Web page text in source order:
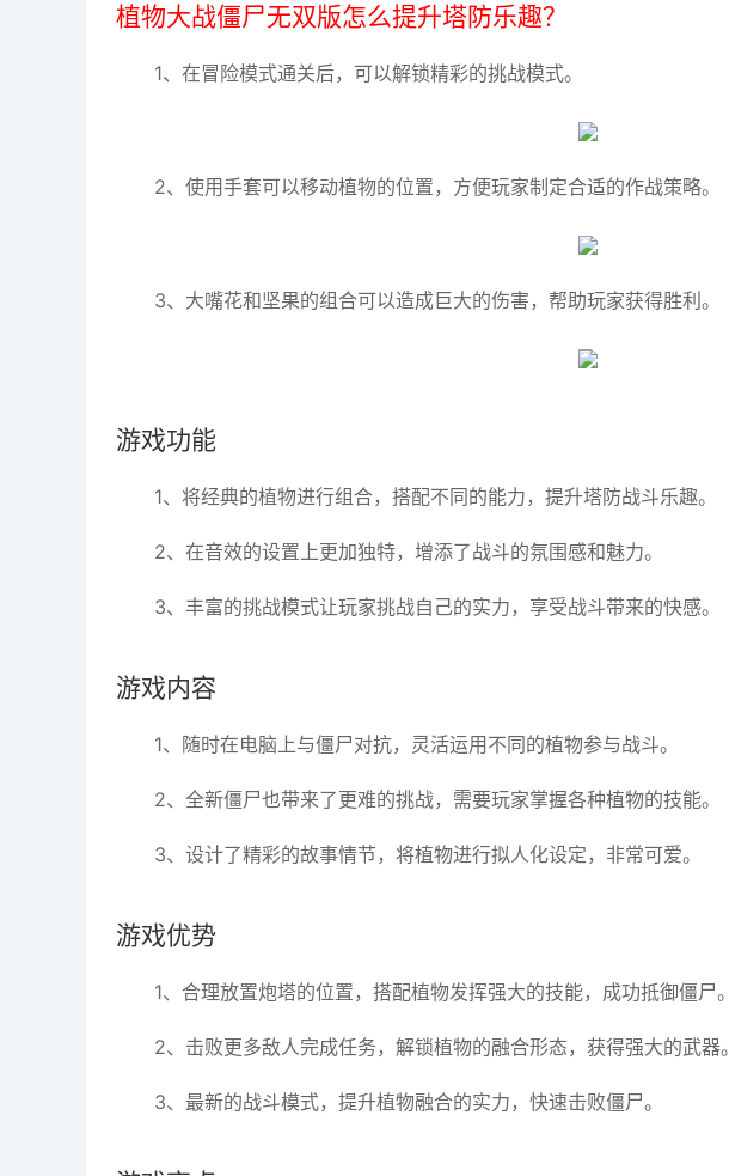
植物大战僵尸无双版怎么提升塔防乐趣？
1、在冒险模式通关后，可以解锁精彩的挑战模式。
2、使用手套可以移动植物的位置，方便玩家制定合适的作战策略。
3、大嘴花和坚果的组合可以造成巨大的伤害，帮助玩家获得胜利。
游戏功能
1、将经典的植物进行组合，搭配不同的能力，提升塔防战斗乐趣。
2、在音效的设置上更加独特，增添了战斗的氛围感和魅力。
3、丰富的挑战模式让玩家挑战自己的实力，享受战斗带来的快感。
游戏内容
1、随时在电脑上与僵尸对抗，灵活运用不同的植物参与战斗。
2、全新僵尸也带来了更难的挑战，需要玩家掌握各种植物的技能。
3、设计了精彩的故事情节，将植物进行拟人化设定，非常可爱。
游戏优势
1、合理放置炮塔的位置，搭配植物发挥强大的技能，成功抵御僵尸。
2、击败更多敌人完成任务，解锁植物的融合形态，获得强大的武器。
3、最新的战斗模式，提升植物融合的实力，快速击败僵尸。